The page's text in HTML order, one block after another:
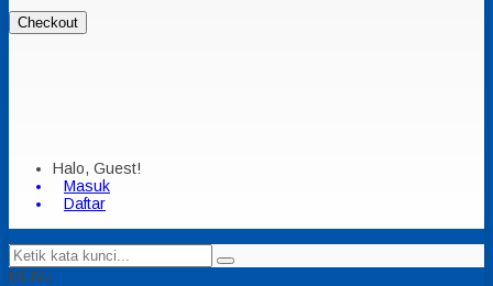
Checkout
Halo, Guest!
Masuk
Daftar
MENU